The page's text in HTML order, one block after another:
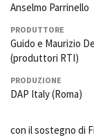
Anselmo Parrinello
PRODUTTORE
Guido e Maurizio
(produttori RTI)
PRODUZIONE
DAP Italy (Roma)
con il sostegno di